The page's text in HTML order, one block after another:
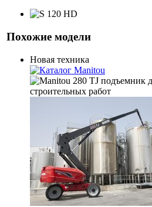
Похожие модели
Новая техника